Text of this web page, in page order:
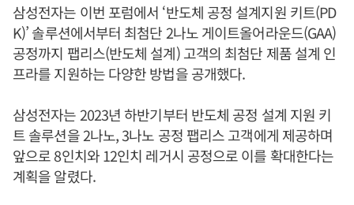
삼성전자는 이번 포럼에서 ‘반도체 공정 설계지원 키트(PD
K)’ 솔루션에서부터 최첨단 2나노 게이트올어라운드(GAA)
공정까지 팹리스(반도체 설계) 고객의 최첨단 제품 설계 인
프라를 지원하는 다양한 방법을 공개했다.
삼성전자는 2023년 하반기부터 반도체 공정 설계 지원 키
트 솔루션을 2나노, 3나노 공정 팹리스 고객에게 제공하며
앞으로 8인치와 12인치 레거시 공정으로 이를 확대한다는
계획을 알렸다.